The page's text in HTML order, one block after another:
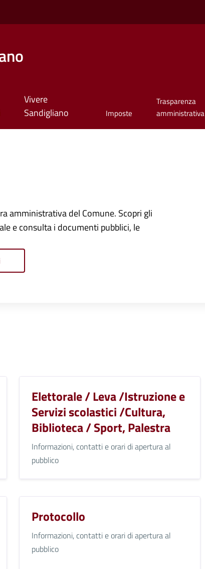
Vivere
Sandigliano
Imposte
Trasparenza
amministrativa
amministrativa del Comune. Scopri gli
e consulta i documenti pubblici, le
Elettorale / Leva /Istruzione e
Servizi scolastici /Cultura,
Biblioteca / Sport, Palestra
Informazioni, contatti e orari di apertura al
pubblico
Protocollo
Informazioni, contatti e orari di apertura al
pubblico